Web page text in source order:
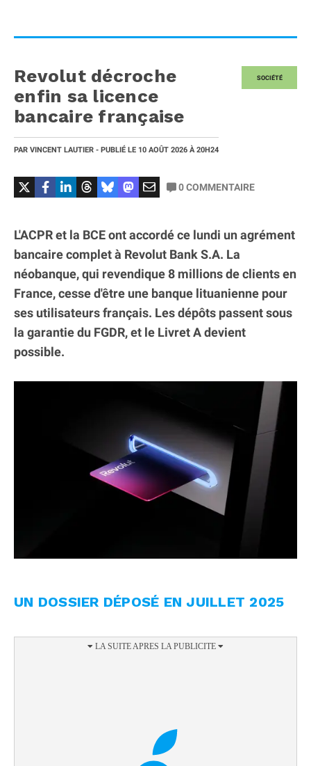
SOCIÉTÉ
Revolut décroche
enfin sa licence
bancaire française
PAR VINCENT LAUTIER - PUBLIÉ LE 10 AOÛT 2026 À 20H24
0COMMENTAIRE
L'ACPR et la BCE ont accordé ce lundi un agrément
bancaire complet à Revolut Bank S.A. La
néobanque, qui revendique 8 millions de clients en
France, cesse d'être une banque lituanienne pour
ses utilisateurs français. Les dépôts passent sous
la garantie du FGDR, et le Livret A devient
possible.
UN DOSSIER DÉPOSÉ EN JUILLET 2025